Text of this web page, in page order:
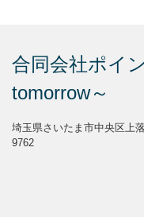
合同会社ポイ
tomorrow～
埼玉県さいたま市中央区
9762